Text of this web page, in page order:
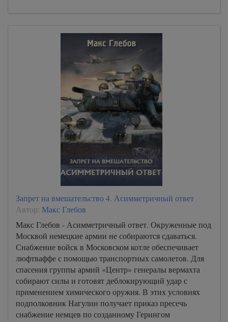
Запрет на вмешательство 4. Асимметричный ответ
Автор: Макс Глебов
Макс Глебов - Асимметричный ответ. Окруженные под
Москвой немецкие армии не собираются сдаваться.
Снабжение войск в Московском котле обеспечивает
люфтваффе с помощью транспортных самолетов. Для
спасения группы армий «Центр» генералы вермахта
собирают силы и готовят деблокирующий удар с
применением химического оружия. В этих условиях
подполковник Нагулин получает приказ пресечь
снабжение немцев по созданному Герингом